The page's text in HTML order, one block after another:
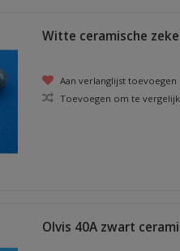
Witte ceramische
Aan verlanglijst toevoegen
Toevoegen om te
Olvis 40A zwart